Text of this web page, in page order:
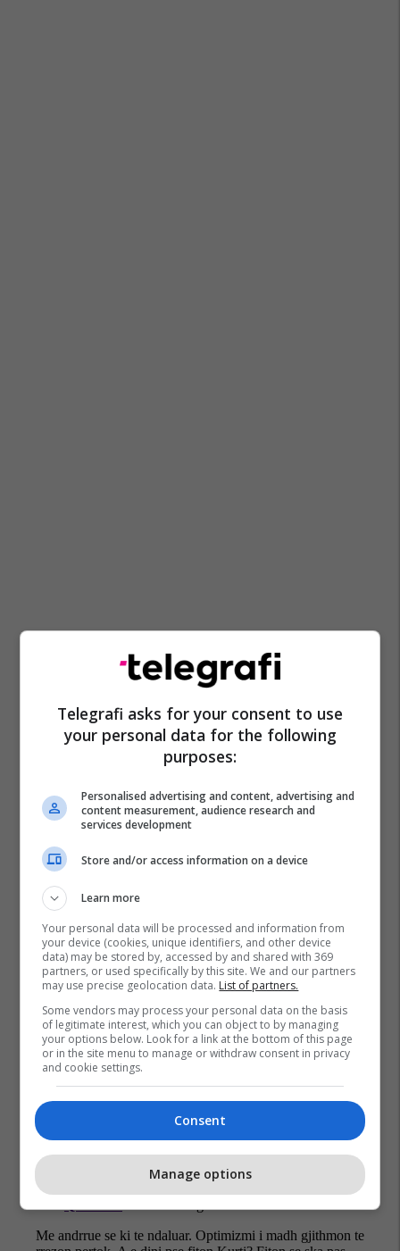
Psd Dardan Molliqaj
Telegrafi asks for your consent to use
your personal data for the following
purposes:
Personalised advertising and content, advertising and
content measurement, audience research and
services development
Store and/or access information on a device
Learn more
Your personal data will be processed and information from
your device (cookies, unique identifiers, and other device
data) may be stored by, accessed by and shared with 369
partners, or used specifically by this site. We and our partners
may use precise geolocation data. List of partners.
Some vendors may process your personal data on the basis
of legitimate interest, which you can object to by managing
your options below. Look for a link at the bottom of this page
or in the site menu to manage or withdraw consent in privacy
and cookie settings.
Consent
Manage options